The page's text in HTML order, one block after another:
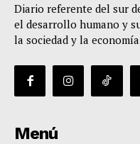
Diario referente del sur
el desarrollo humano y
la sociedad y la economía
Menú